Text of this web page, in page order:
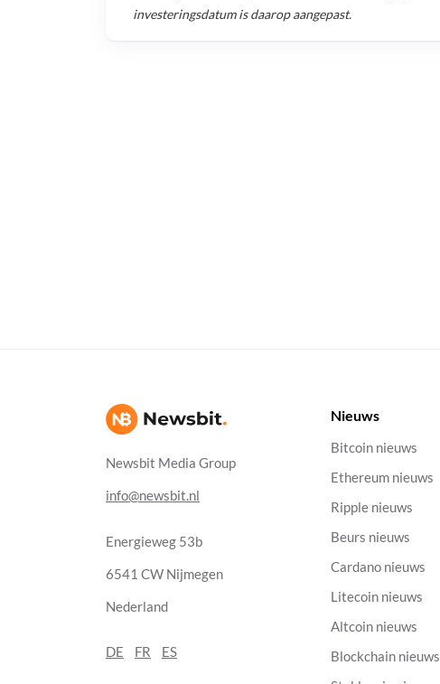
investeringsdatum is daarop aangepast.
Newsbit Media Group
info@newsbit.nl
Energieweg 53b
6541 CW Nijmegen
Nederland
DE FR ES
Nieuws
Bitcoin nieuws
Ethereum nieuws
Ripple nieuws
Beurs nieuws
Cardano nieuws
Litecoin nieuws
Altcoin nieuws
Blockchain nieuws